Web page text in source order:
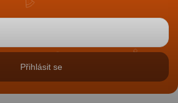
Přihlásit se